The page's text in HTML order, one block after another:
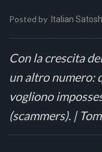
Posted by Italian
Con la crescita
un altro numero:
vogliono
(scammers). |